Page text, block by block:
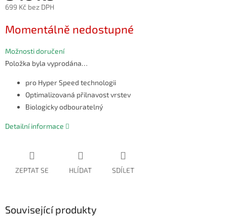
699 Kč bez DPH
cena:
Momentálně nedostupné
Možnosti doručení
Položka byla vyprodána…
pro Hyper Speed technologii
Optimalizovaná přilnavost vrstev
Biologicky odbouratelný
Detailní informace
ZEPTAT SE HLÍDAT SDÍLET
Související produkty